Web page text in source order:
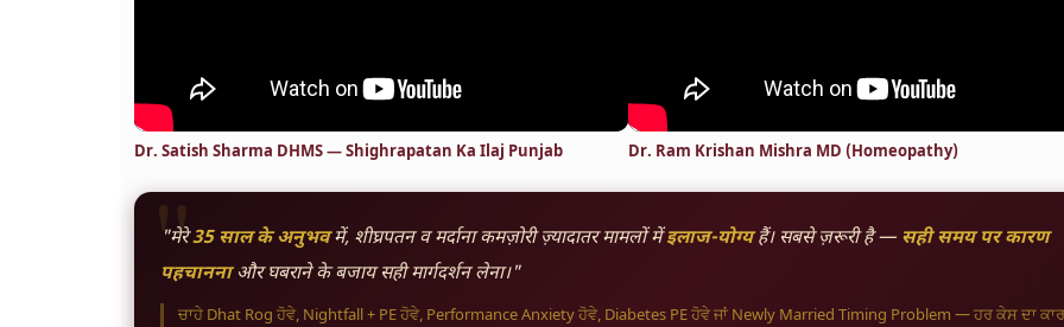
Dr. Satish Sharma DHMS — Shighrapatan Ka Ilaj Punjab Dr. Ram Krishan Mishra MD (Homeopathy)
"
"मेरे35 साल के अनुभवमें, शीघ्रपतन व मर्दाना कमज़ोरी ज़्यादातर मामलों मेंइलाज-योग्यहैं। सबसे ज़रूरी है — सही समय पर कारण
पहचाननाऔर घबराने के बजाय सही मार्गदर्शन लेना।"
ਚਾਹੇ Dhat Rog ਹੋਵੇ, Nightfall + PE ਹੋਵੇ, Performance Anxiety ਹੋਵੇ, Diabetes PE ਹੋਵੇ ਜਾਂ Newly Married Timing Problem — ਹਰ ਕੇਸ ਦਾ